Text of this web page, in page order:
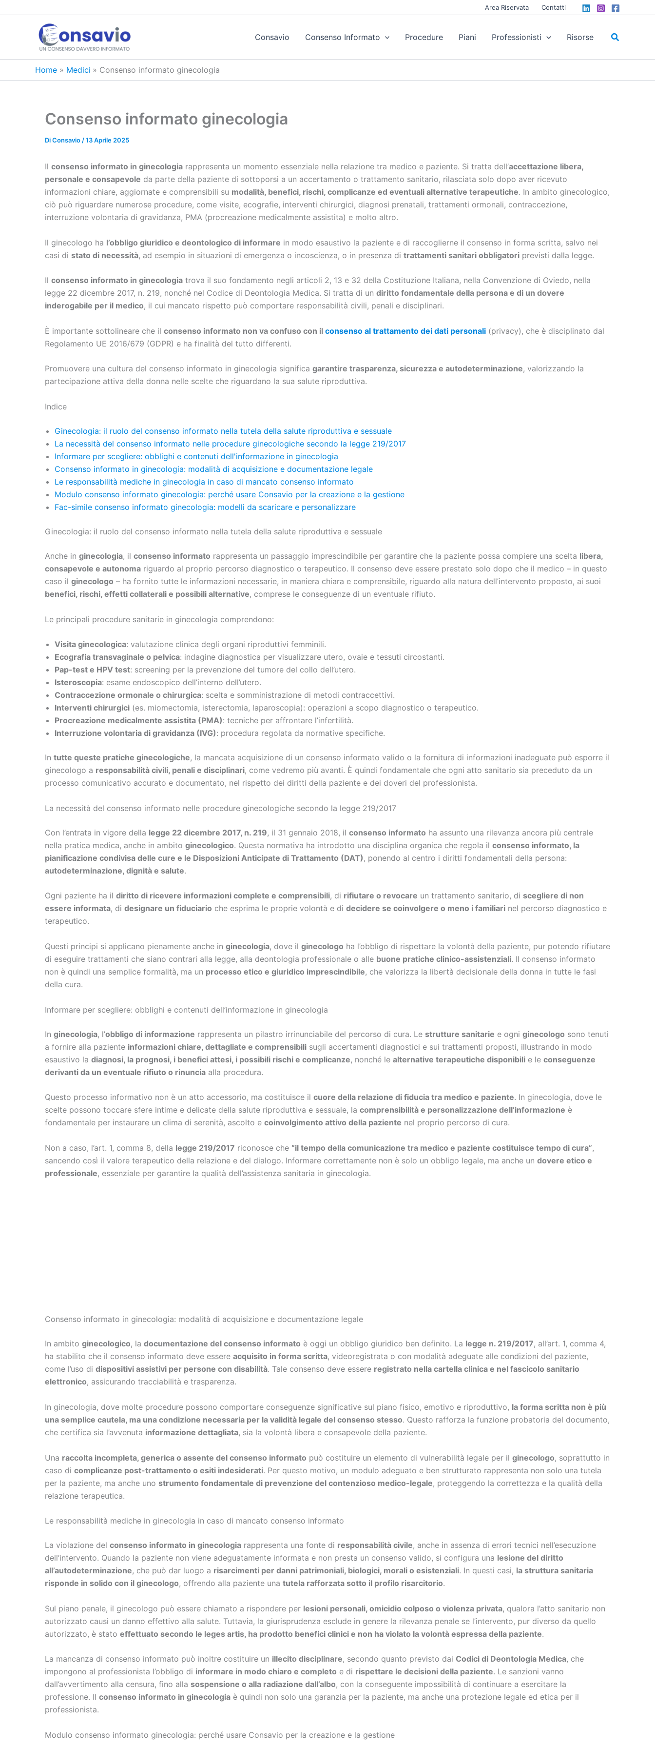
Area Riservata Contatti
Consavio Consenso Informato Procedure Piani Professionisti Risorse Cerca
Home Medici Consenso informato ginecologia
Consenso informato ginecologia
DiConsavio /13 Aprile 2025
Il consenso informato in ginecologia rappresenta un momento essenziale nella relazione tra medico e paziente. Si tratta dell’accettazione libera,
personale e consapevole da parte della paziente di sottoporsi a un accertamento o trattamento sanitario, rilasciata solo dopo aver ricevuto
informazioni chiare, aggiornate e comprensibili su modalità, benefici, rischi, complicanze ed eventuali alternative terapeutiche. In ambito ginecologico,
ciò può riguardare numerose procedure, come visite, ecografie, interventi chirurgici, diagnosi prenatali, trattamenti ormonali, contraccezione,
interruzione volontaria di gravidanza, PMA (procreazione medicalmente assistita) e molto altro.
Il ginecologo ha l’obbligo giuridico e deontologico di informare in modo esaustivo la paziente e di raccoglierne il consenso in forma scritta, salvo nei
casi di stato di necessità, ad esempio in situazioni di emergenza o incoscienza, o in presenza di trattamenti sanitari obbligatori previsti dalla legge.
Il consenso informato in ginecologia trova il suo fondamento negli articoli 2, 13 e 32 della Costituzione Italiana, nella Convenzione di Oviedo, nella
legge 22 dicembre 2017, n. 219, nonché nel Codice di Deontologia Medica. Si tratta di un diritto fondamentale della persona e di un dovere
inderogabile per il medico, il cui mancato rispetto può comportare responsabilità civili, penali e disciplinari.
È importante sottolineare che il consenso informato non va confuso con il consenso al trattamento dei dati personali (privacy), che è disciplinato dal
Regolamento UE 2016/679 (GDPR) e ha finalità del tutto differenti.
Promuovere una cultura del consenso informato in ginecologia significa garantire trasparenza, sicurezza e autodeterminazione, valorizzando la
partecipazione attiva della donna nelle scelte che riguardano la sua salute riproduttiva.
Indice
Ginecologia: il ruolo del consenso informato nella tutela della salute riproduttiva e sessuale
La necessità del consenso informato nelle procedure ginecologiche secondo la legge 219/2017
Informare per scegliere: obblighi e contenuti dell'informazione in ginecologia
Consenso informato in ginecologia: modalità di acquisizione e documentazione legale
Le responsabilità mediche in ginecologia in caso di mancato consenso informato
Modulo consenso informato ginecologia: perché usare Consavio per la creazione e la gestione
Fac-simile consenso informato ginecologia: modelli da scaricare e personalizzare
Ginecologia: il ruolo del consenso informato nella tutela della salute riproduttiva e sessuale
Anche in ginecologia, il consenso informato rappresenta un passaggio imprescindibile per garantire che la paziente possa compiere una scelta libera,
consapevole e autonoma riguardo al proprio percorso diagnostico o terapeutico. Il consenso deve essere prestato solo dopo che il medico – in questo
caso il ginecologo – ha fornito tutte le informazioni necessarie, in maniera chiara e comprensibile, riguardo alla natura dell’intervento proposto, ai suoi
benefici, rischi, effetti collaterali e possibili alternative, comprese le conseguenze di un eventuale rifiuto.
Le principali procedure sanitarie in ginecologia comprendono:
Visita ginecologica: valutazione clinica degli organi riproduttivi femminili.
Ecografia transvaginale o pelvica: indagine diagnostica per visualizzare utero, ovaie e tessuti circostanti.
Pap-test e HPV test: screening per la prevenzione del tumore del collo dell’utero.
Isteroscopia: esame endoscopico dell’interno dell’utero.
Contraccezione ormonale o chirurgica: scelta e somministrazione di metodi contraccettivi.
Interventi chirurgici (es. miomectomia, isterectomia, laparoscopia): operazioni a scopo diagnostico o terapeutico.
Procreazione medicalmente assistita (PMA): tecniche per affrontare l’infertilità.
Interruzione volontaria di gravidanza (IVG): procedura regolata da normative specifiche.
In tutte queste pratiche ginecologiche, la mancata acquisizione di un consenso informato valido o la fornitura di informazioni inadeguate può esporre il
ginecologo a responsabilità civili, penali e disciplinari, come vedremo più avanti. È quindi fondamentale che ogni atto sanitario sia preceduto da un
processo comunicativo accurato e documentato, nel rispetto dei diritti della paziente e dei doveri del professionista.
La necessità del consenso informato nelle procedure ginecologiche secondo la legge 219/2017
Con l’entrata in vigore della legge 22 dicembre 2017, n. 219, il 31 gennaio 2018, il consenso informato ha assunto una rilevanza ancora più centrale
nella pratica medica, anche in ambito ginecologico. Questa normativa ha introdotto una disciplina organica che regola il consenso informato, la
pianificazione condivisa delle cure e le Disposizioni Anticipate di Trattamento (DAT) , ponendo al centro i diritti fondamentali della persona:
autodeterminazione, dignità e salute.
Ogni paziente ha il diritto di ricevere informazioni complete e comprensibili, di rifiutare o revocare un trattamento sanitario, di scegliere di non
essere informata, di designare un fiduciario che esprima le proprie volontà e di decidere se coinvolgere o meno i familiari nel percorso diagnostico e
terapeutico.
Questi principi si applicano pienamente anche in ginecologia, dove il ginecologo ha l’obbligo di rispettare la volontà della paziente, pur potendo rifiutare
di eseguire trattamenti che siano contrari alla legge, alla deontologia professionale o alle buone pratiche clinico-assistenziali. Il consenso informato
non è quindi una semplice formalità, ma un processo etico e giuridico imprescindibile, che valorizza la libertà decisionale della donna in tutte le fasi
della cura.
Informare per scegliere: obblighi e contenuti dell’informazione in ginecologia
In ginecologia, l’obbligo di informazione rappresenta un pilastro irrinunciabile del percorso di cura. Le strutture sanitarie e ogni ginecologo sono tenuti
a fornire alla paziente informazioni chiare, dettagliate e comprensibili sugli accertamenti diagnostici e sui trattamenti proposti, illustrando in modo
esaustivo la diagnosi, la prognosi, i benefici attesi, i possibili rischi e complicanze, nonché le alternative terapeutiche disponibili e le conseguenze
derivanti da un eventuale rifiuto o rinuncia alla procedura.
Questo processo informativo non è un atto accessorio, ma costituisce il cuore della relazione di fiducia tra medico e paziente. In ginecologia, dove le
scelte possono toccare sfere intime e delicate della salute riproduttiva e sessuale, la comprensibilità e personalizzazione dell’informazione è
fondamentale per instaurare un clima di serenità, ascolto e coinvolgimento attivo della paziente nel proprio percorso di cura.
Non a caso, l’art. 1, comma 8, della legge 219/2017 riconosce che “il tempo della comunicazione tra medico e paziente costituisce tempo di cura”,
sancendo così il valore terapeutico della relazione e del dialogo. Informare correttamente non è solo un obbligo legale, ma anche un dovere etico e
professionale, essenziale per garantire la qualità dell’assistenza sanitaria in ginecologia.
Consenso informato in ginecologia: modalità di acquisizione e documentazione legale
In ambito ginecologico, la documentazione del consenso informato è oggi un obbligo giuridico ben definito. La legge n. 219/2017, all’art. 1, comma 4,
ha stabilito che il consenso informato deve essere acquisito in forma scritta, videoregistrata o con modalità adeguate alle condizioni del paziente,
come l’uso di dispositivi assistivi per persone con disabilità. Tale consenso deve essere registrato nella cartella clinica e nel fascicolo sanitario
elettronico, assicurando tracciabilità e trasparenza.
In ginecologia, dove molte procedure possono comportare conseguenze significative sul piano fisico, emotivo e riproduttivo, la forma scritta non è più
una semplice cautela, ma una condizione necessaria per la validità legale del consenso stesso. Questo rafforza la funzione probatoria del documento,
che certifica sia l’avvenuta informazione dettagliata, sia la volontà libera e consapevole della paziente.
Una raccolta incompleta, generica o assente del consenso informato può costituire un elemento di vulnerabilità legale per il ginecologo, soprattutto in
caso di complicanze post-trattamento o esiti indesiderati. Per questo motivo, un modulo adeguato e ben strutturato rappresenta non solo una tutela
per la paziente, ma anche uno strumento fondamentale di prevenzione del contenzioso medico-legale, proteggendo la correttezza e la qualità della
relazione terapeutica.
Le responsabilità mediche in ginecologia in caso di mancato consenso informato
La violazione del consenso informato in ginecologia rappresenta una fonte di responsabilità civile, anche in assenza di errori tecnici nell’esecuzione
dell’intervento. Quando la paziente non viene adeguatamente informata e non presta un consenso valido, si configura una lesione del diritto
all’autodeterminazione, che può dar luogo a risarcimenti per danni patrimoniali, biologici, morali o esistenziali. In questi casi, la struttura sanitaria
risponde in solido con il ginecologo, offrendo alla paziente una tutela rafforzata sotto il profilo risarcitorio.
Sul piano penale, il ginecologo può essere chiamato a rispondere per lesioni personali, omicidio colposo o violenza privata, qualora l’atto sanitario non
autorizzato causi un danno effettivo alla salute. Tuttavia, la giurisprudenza esclude in genere la rilevanza penale se l’intervento, pur diverso da quello
autorizzato, è stato effettuato secondo le leges artis, ha prodotto benefici clinici e non ha violato la volontà espressa della paziente.
La mancanza di consenso informato può inoltre costituire un illecito disciplinare, secondo quanto previsto dai Codici di Deontologia Medica, che
impongono al professionista l’obbligo di informare in modo chiaro e completo e di rispettare le decisioni della paziente. Le sanzioni vanno
dall’avvertimento alla censura, fino alla sospensione o alla radiazione dall’albo, con la conseguente impossibilità di continuare a esercitare la
professione. Il consenso informato in ginecologia è quindi non solo una garanzia per la paziente, ma anche una protezione legale ed etica per il
professionista.
Modulo consenso informato ginecologia: perché usare Consavio per la creazione e la gestione